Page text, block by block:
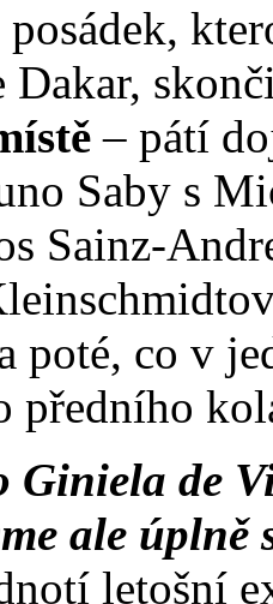
Dakar,
– pátí
Saby s
Sainz-
poté, co v
předního
Giniela de
ale
letošní